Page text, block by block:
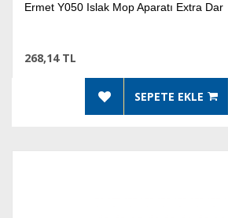
Ermet Y050 Islak Mop Aparatı Extra Dar
268,14 TL
SEPETE EKLE